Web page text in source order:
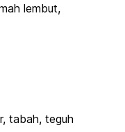
lembut,
tabah, teguh